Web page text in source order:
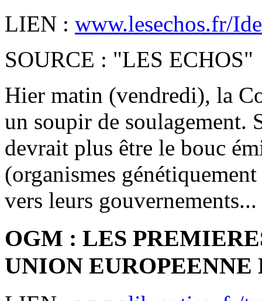
LIEN : www.lesechos.fr/
SOURCE : "LES ECHOS"
Hier matin (vendredi), la
un soupir de soulagement.
devrait plus être le bouc
(organismes
vers leurs gouvernements...
OGM : LES
UNION EUROPEENNE